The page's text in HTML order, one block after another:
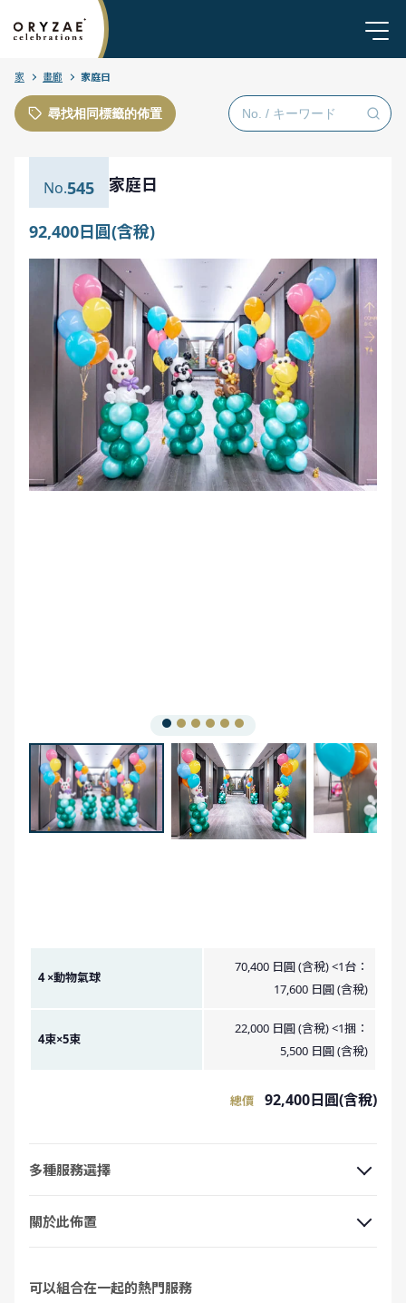
家 畫廊 家庭日
尋找相同標籤的佈置
545 家庭日
92,400日圓(含稅)
4 ×動物氣球
70,400 日圓 (含稅) <1台：
17,600 日圓 (含稅)
4束×5束
22,000 日圓 (含稅) <1捆：
5,500 日圓 (含稅)
總價 92,400日圓(含稅)
多種服務選擇
關於此佈置
可以組合在一起的熱門服務